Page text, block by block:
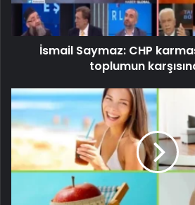
İsmail Saymaz: CHP
toplumun